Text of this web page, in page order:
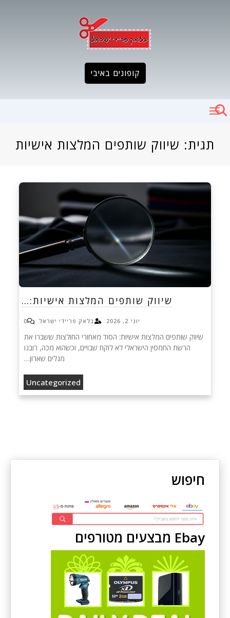
קופונים באיבי
תגית: שיווק שותפים המלצות אישיות
שיווק שותפים המלצות אישיות:…
יוני 2, 2026 בלאק פריידי ישראל 0
שיווק שותפים המלצות אישיות: הסוד מאחורי החולצות ששברו את
הרשת החמסין הישראלי לא לוקח שבויים, וכשהוא מכה, רובנו
מגלים שארון…
Uncategorized
חיפוש
Ebay מבצעים מטורפים